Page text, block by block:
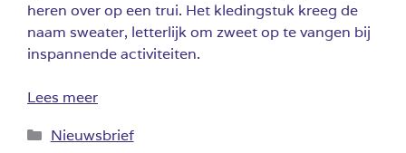
heren over op een trui. Het kledingstuk kreeg de
naam sweater, letterlijk om zweet op te vangen bij
inspannende activiteiten.
Lees meer
Categorieën
Nieuwsbrief